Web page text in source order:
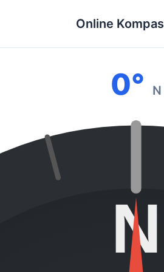
Online Kompas
0° N
N